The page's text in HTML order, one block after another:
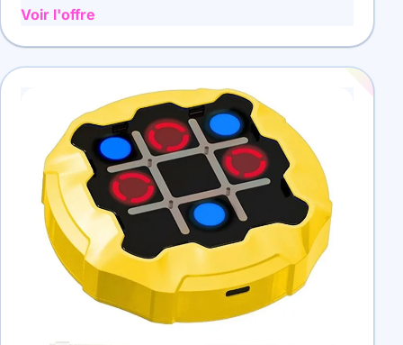
Voir l'offre